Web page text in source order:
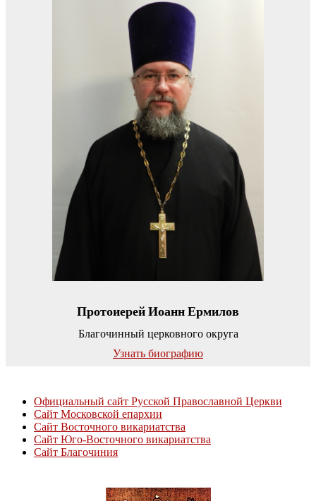
Протоиерей Иоанн Ермилов
Благочинный церковного округа
Узнать биографию
Официальный сайт Русской Православной Церкви
Сайт Московской епархии
Сайт Восточного викариатства
Сайт Юго-Восточного викариатства
Сайт Благочиния